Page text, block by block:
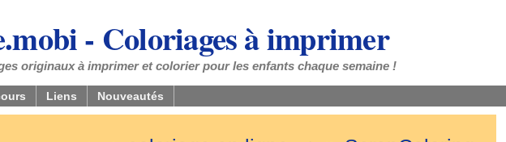
- Coloriages à imprimer
originaux à imprimer et colorier pour les enfants chaque semaine !
Liens Nouveautés